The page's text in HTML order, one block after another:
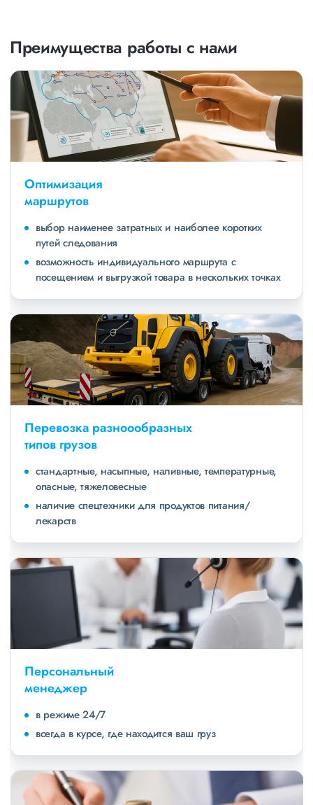
Преимущества работы с нами
Оптимизация
маршрутов
выбор наименее затратных и наиболее коротких
путей следования
возможность индивидуального маршрута с
посещением и выгрузкой товара в нескольких точках
Перевозка разноообразных
типов грузов
стандартные, насыпные, наливные, температурные,
опасные, тяжеловесные
наличие спецтехники для продуктов питания/
лекарств
Персональный
менеджер
в режиме 24/7
всегда в курсе, где находится ваш груз